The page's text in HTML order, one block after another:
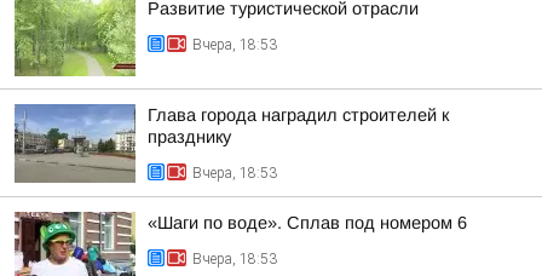
Развитие туристической отрасли
Вчера, 18:53
Глава города наградил строителей к
празднику
Вчера, 18:53
«Шаги по воде». Сплав под номером 6
Вчера, 18:53